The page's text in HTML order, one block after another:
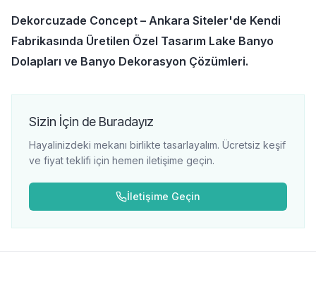
Dekorcuzade Concept – Ankara Siteler'de Kendi
Fabrikasında Üretilen Özel Tasarım Lake Banyo
Dolapları ve Banyo Dekorasyon Çözümleri.
Sizin İçin de Buradayız
Hayalinizdeki mekanı birlikte tasarlayalım. Ücretsiz keşif
ve fiyat teklifi için hemen iletişime geçin.
İletişime Geçin